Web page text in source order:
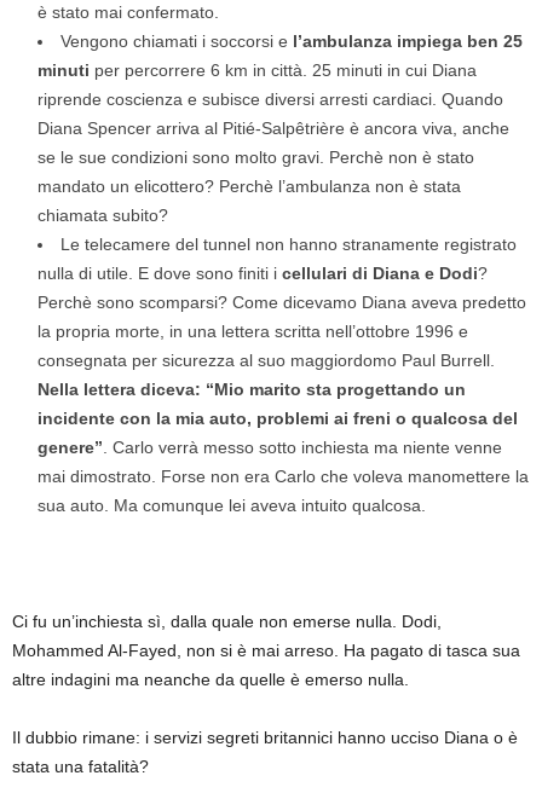
è stato mai confermato.
Vengono chiamati i soccorsi e l’ambulanza impiega ben 25
minuti per percorrere 6 km in città. 25 minuti in cui Diana
riprende coscienza e subisce diversi arresti cardiaci. Quando
Diana Spencer arriva al Pitié-Salpêtrière è ancora viva, anche
se le sue condizioni sono molto gravi. Perchè non è stato
mandato un elicottero? Perchè l’ambulanza non è stata
chiamata subito?
Le telecamere del tunnel non hanno stranamente registrato
nulla di utile. E dove sono finiti i cellulari di Diana e Dodi?
Perchè sono scomparsi? Come dicevamo Diana aveva predetto
la propria morte, in una lettera scritta nell’ottobre 1996 e
consegnata per sicurezza al suo maggiordomo Paul Burrell.
Nella lettera diceva: “Mio marito sta progettando un
incidente con la mia auto, problemi ai freni o qualcosa del
genere” . Carlo verrà messo sotto inchiesta ma niente venne
mai dimostrato. Forse non era Carlo che voleva manomettere la
sua auto. Ma comunque lei aveva intuito qualcosa.
Ci fu un’inchiesta sì, dalla quale non emerse nulla. Dodi,
Mohammed Al-Fayed, non si è mai arreso. Ha pagato di tasca sua
altre indagini ma neanche da quelle è emerso nulla.
Il dubbio rimane: i servizi segreti britannici hanno ucciso Diana o è
stata una fatalità?